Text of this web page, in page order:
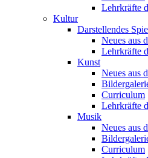
Lehrkräfte
Kultur
Darstellendes
Neues aus
Lehrkräfte
Kunst
Neues aus
Curriculum
Lehrkräfte
Musik
Neues aus
Curriculum